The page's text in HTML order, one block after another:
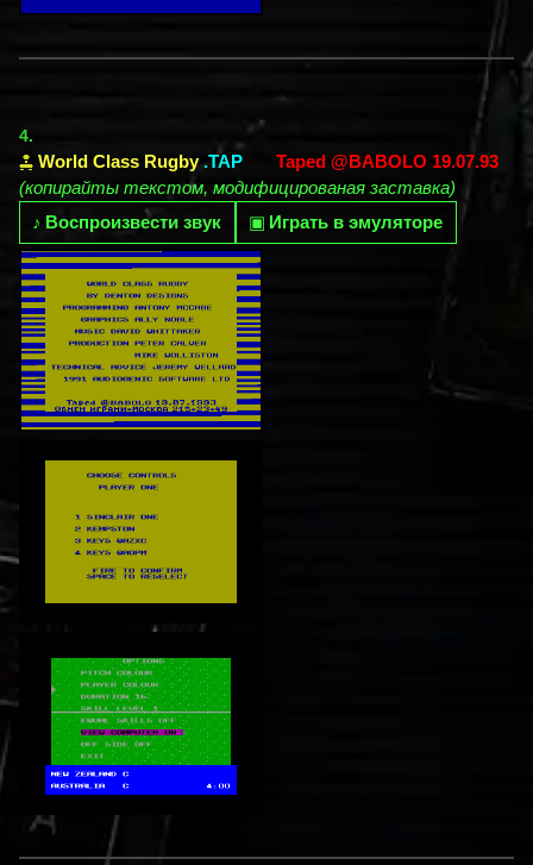
4.
World Class Rugby .TAP
Taped @BABOLO 19.07.93
(копирайты текстом, модифицированая заставка)
♪ Воспроизвести звук ▣ Играть в эмуляторе